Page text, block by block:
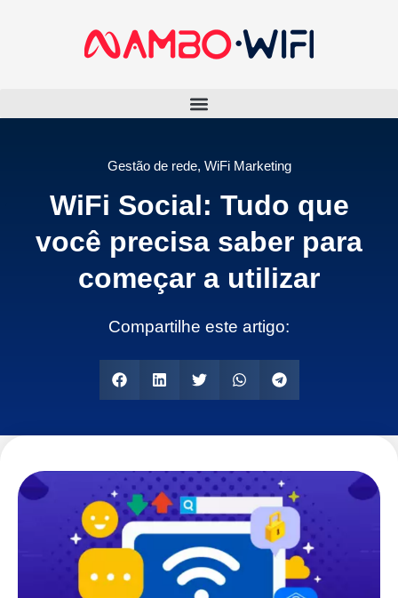
Gestão de rede, WiFi Marketing
WiFi Social: Tudo que
você precisa saber para
começar a utilizar
Compartilhe este artigo: